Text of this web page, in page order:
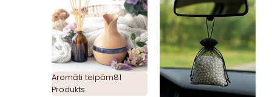
Aromāti telpām81
Produkts